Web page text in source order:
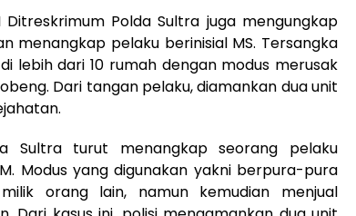
Polda Sultra juga mengungkap
menangkap pelaku berinisial MS. Tersangka
lebih dari 10 rumah dengan modus merusak
Dari tangan pelaku, diamankan dua unit
Sultra turut menangkap seorang pelaku
Modus yang digunakan yakni berpura-pura
orang lain, namun kemudian menjual